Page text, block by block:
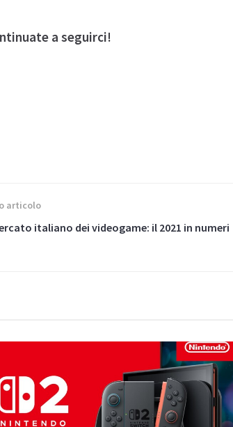
a seguirci!
articolo
italiano dei videogame: il 2021 in numeri